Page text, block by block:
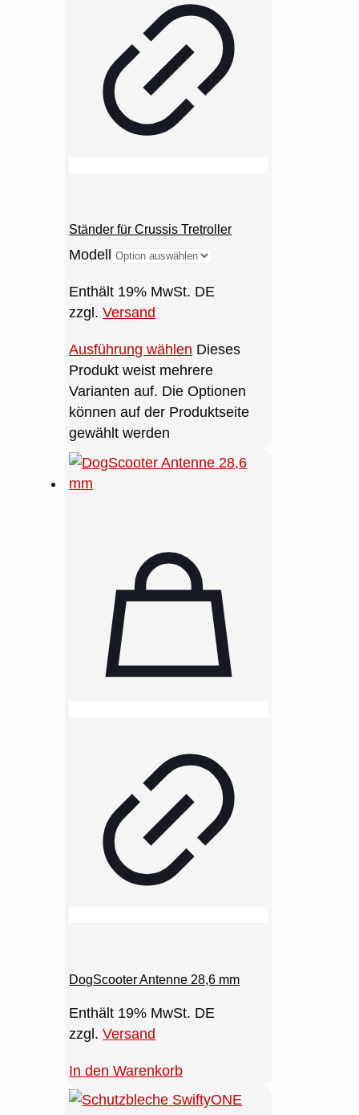
Ständer für Crussis Tretroller
Modell
Enthält 19% MwSt. DE
zzgl.Versand
Ausführung wählen Dieses
Produkt weist mehrere
Varianten auf. Die Optionen
können auf der Produktseite
gewählt werden
DogScooter Antenne 28,6 mm
Enthält 19% MwSt. DE
zzgl.Versand
In den Warenkorb